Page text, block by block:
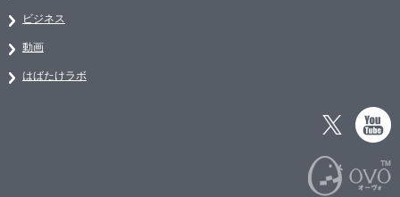
ビジネス
動画
はばたけラボ